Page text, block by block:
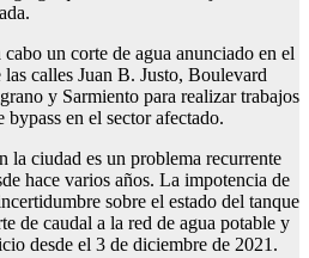
un corte de agua anunciado en el
calles Juan B. Justo, Boulevard
y Sarmiento para realizar trabajos
en el sector afectado.
la ciudad es un problema recurrente
hace varios años. La impotencia de
sobre el estado del tanque
de caudal a la red de agua potable y
desde el 3 de diciembre de 2021.